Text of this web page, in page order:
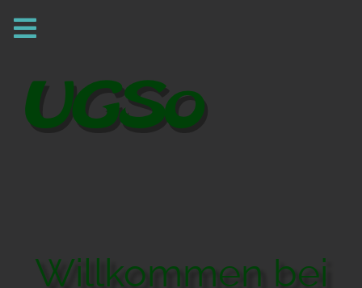
Willkommen bei